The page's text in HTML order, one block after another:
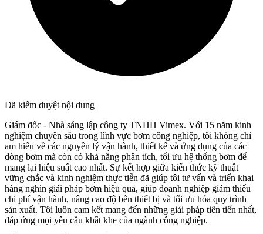
Đã kiểm duyệt nội dung
Giám đốc - Nhà sáng lập công ty TNHH Vimex. Với 15 năm kinh
nghiệm chuyên sâu trong lĩnh vực bơm công nghiệp, tôi không chỉ
am hiểu về các nguyên lý vận hành, thiết kế và ứng dụng của các
dòng bơm mà còn có khả năng phân tích, tối ưu hệ thống bơm để
mang lại hiệu suất cao nhất. Sự kết hợp giữa kiến thức kỹ thuật
vững chắc và kinh nghiệm thực tiễn đã giúp tôi tư vấn và triển khai
hàng nghìn giải pháp bơm hiệu quả, giúp doanh nghiệp giảm thiểu
chi phí vận hành, nâng cao độ bền thiết bị và tối ưu hóa quy trình
sản xuất. Tôi luôn cam kết mang đến những giải pháp tiên tiến nhất,
đáp ứng mọi yêu cầu khắt khe của ngành công nghiệp.